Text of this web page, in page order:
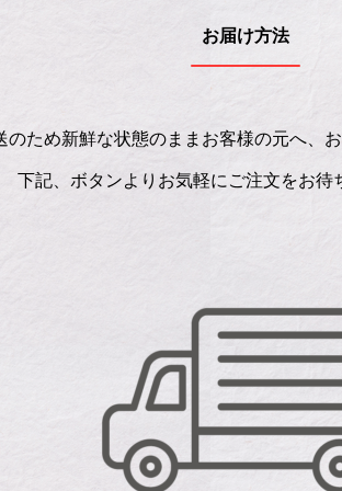
お届け方法
のため新鮮な状態のままお客様の元へ、
下記、ボタンよりお気軽にご注文をお待